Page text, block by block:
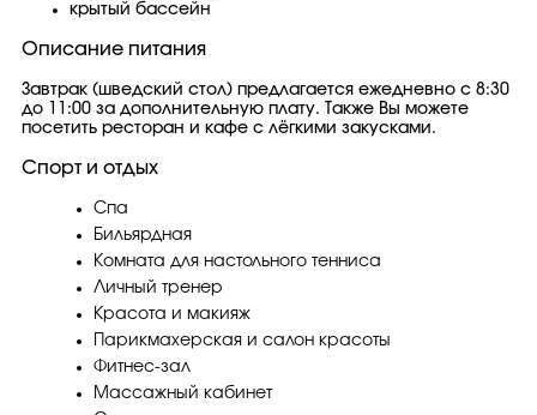
крытый бассейн
Описание питания
Завтрак (шведский стол) предлагается ежедневно с 8:30
до 11:00 за дополнительную плату. Также Вы можете
посетить ресторан и кафе с лёгкими закусками.
Спорт и отдых
Спа
Бильярдная
Комната для настольного тенниса
Личный тренер
Красота и макияж
Парикмахерская и салон красоты
Фитнес-зал
Массажный кабинет